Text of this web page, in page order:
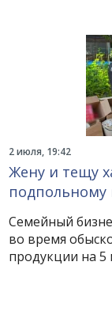
2 июля, 19:42
Жену и тещу
подпольному
Семейный
во время
продукции на 5